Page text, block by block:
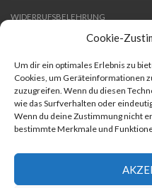
Cookie-
Um dir ein optimales Erlebnis zu
Cookies, um Geräteinformationen
zuzugreifen. Wenn du diesen
wie das Surfverhalten oder
Wenn du deine Zustimmung nicht
bestimmte Merkmale und
WIDERRUFSBELEHRUNG
B2B
NEWS
Copyright 2026 ©Ponalto